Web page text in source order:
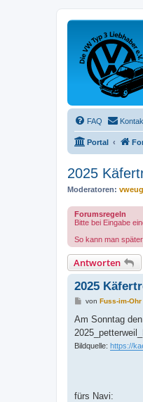
FAQ
Portal
2025
Moderatoren:
Forumsregeln
Bitte bei Eingabe
So kann man
Antworten
2025
B
i
r
a
g
von Fuss-im-Ohr
Am Sonntag
Bildquelle: https://
fürs Navi: